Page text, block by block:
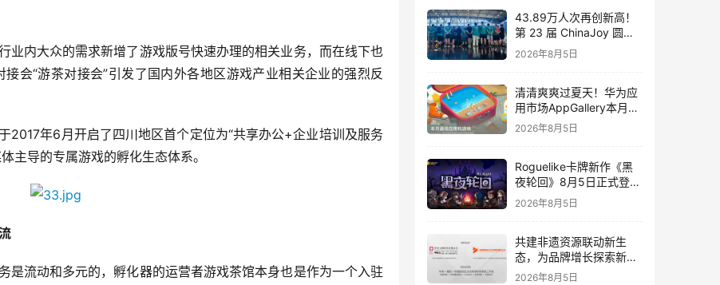
业内大众的需求新增了游戏版号快速办理的相关业务，而在线下也
会“游茶对接会”引发了国内外各地区游戏产业相关企业的强烈反
2017年6月开启了四川地区首个定位为“共享办公+企业培训及服务
主导的专属游戏的孵化生态体系。
是流动和多元的，孵化器的运营者游戏茶馆本身也是作为一个入驻
43.89万人次再创新高！
第 23 届 ChinaJoy 圆满
落幕：感谢有你，共赴这
场“与 AI 同游”的盛夏之约
2026年8月5日
清清爽爽过夏天！华为应
用市场AppGallery本月最
佳上新，款款提升幸福感
2026年8月5日
Roguelike卡牌新作《黑
夜轮回》8月5日正式登陆
Steam，首发9折优惠开
2026年8月5日
共建非遗资源联动新生
态，为品牌增长探索新路
径
2026年8月5日